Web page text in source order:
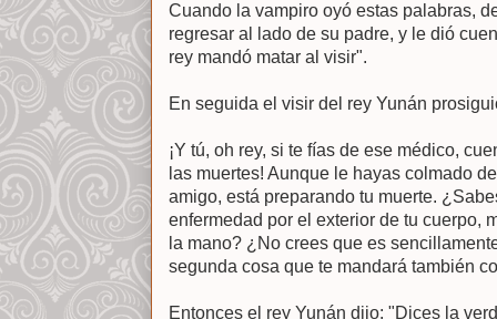
Cuando la vampiro oyó estas palabras,
regresar al lado de su padre, y le dió
rey mandó matar al visir".
En seguida el visir del rey Yunán
¡Y tú, oh rey, si te fías de ese médico,
las muertes! Aunque le hayas colmado
amigo, está preparando tu muerte.
enfermedad por el exterior de tu cuerpo,
la mano? ¿No crees que es
segunda cosa que te mandará también
Entonces el rey Yunán dijo: "Dices la